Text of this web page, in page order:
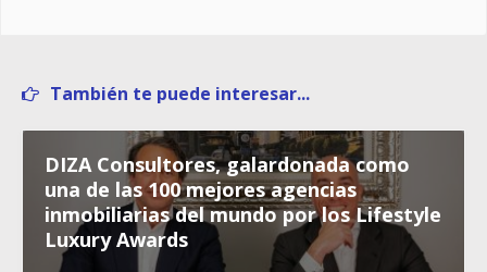
También te puede interesar...
DIZA Consultores, galardonada como
una de las 100 mejores agencias
inmobiliarias del mundo por los Lifestyle
Luxury Awards